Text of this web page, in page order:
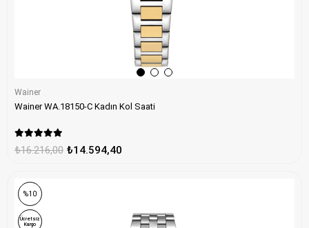
Wainer
Wainer WA.18150-C Kadın Kol Saati
₺14.594,40
₺16.216,00
%10
Ücretsiz
Kargo